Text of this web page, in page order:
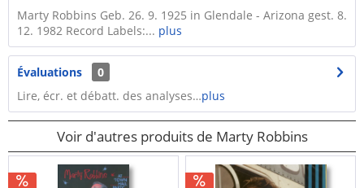
Marty Robbins Geb. 26. 9. 1925 in Glendale - Arizona gest. 8.
12. 1982 Record Labels:... plus
Évaluations
0
Lire, écr. et débatt. des analyses…plus
Voir d'autres produits de Marty Robbins